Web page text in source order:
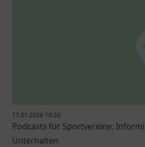
17.01.2026 18:20
Podcasts für Sportvereine:
Unterhalten